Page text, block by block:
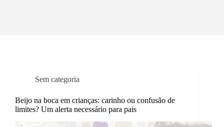
Sem categoria
Beijo na boca em crianças: carinho ou confusão de
limites? Um alerta necessário para pais